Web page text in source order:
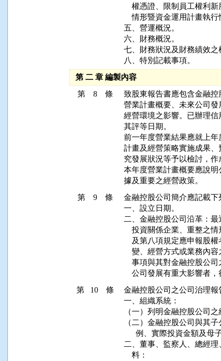
權憑證、限制員工權利
情形暨資金運用計畫執
五、營運概況。
六、財務概況。
七、財務狀況及財務績效
八、特別記載事項。
第 二 章 編製內容
第 8 條
致股東報告書應包含金融
營業計畫概要、未來公司
經營環境之影響。已辦理
其評等日期。
前一年度營業結果應就上
計畫及經營策略實施成果
究發展狀況等予以檢討，作
本年度營業計畫概要應說
據及重要之經營政策。
第 9 條
金融控股公司簡介應記載下
一、設立日期。
二、金融控股公司沿革：
投資關係企業、重整之
及第八項規定應申報股
變、經營方式或業務內
事項與其對金融控股公
公司發展有重大影響者
第 10 條
金融控股公司之公司治理
一、組織系統：
（一）列明金融控股公司
（二）金融控股公司與其
例、實際投資金額及
二、董事、監察人、總經
    料：